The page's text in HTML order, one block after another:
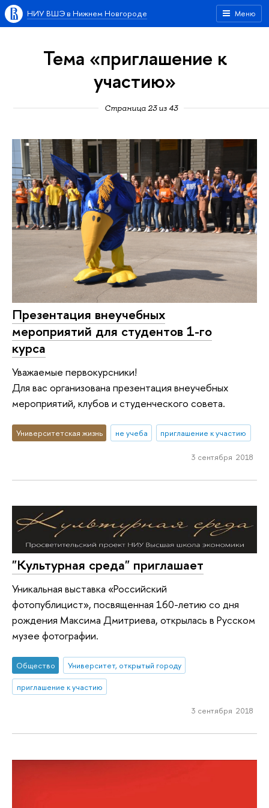
Меню
НИУ ВШЭ в Нижнем Новгороде
Тема «приглашение к
участию»
Страница 23 из 43
Презентация внеучебных
мероприятий для студентов 1-го
курса
Уважаемые первокурсники!
Для вас организована презентация внеучебных
мероприятий, клубов и студенческого совета.
Университетская жизнь не учеба приглашение к участию
3 сентября 2018
"Культурная среда" приглашает
Уникальная выставка «Российский
фотопублицист», посвященная 160-летию со дня
рождения Максима Дмитриева, открылась в Русском
музее фотографии.
Общество
Университет, открытый городу
приглашение к участию
3 сентября 2018